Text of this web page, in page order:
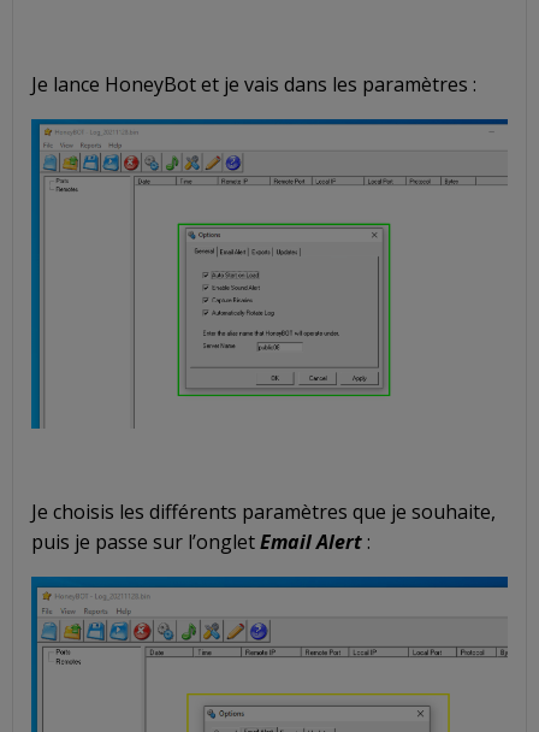
Je lance HoneyBot et je vais dans les paramètres :
Je choisis les différents paramètres que je souhaite,
puis je passe sur l’ongletEmail Alert :